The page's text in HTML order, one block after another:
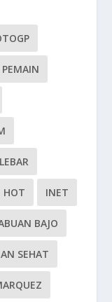
PEMAIN
HOT INET
BAJO
SEHAT